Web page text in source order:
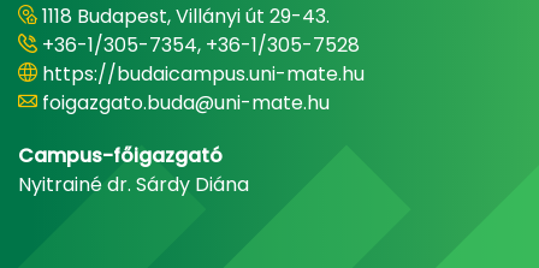
1118 Budapest, Villányi út 29-43.
+36-1/305-7354, +36-1/305-7528
https://budaicampus.uni-mate.hu
foigazgato.buda@uni-mate.hu
Campus-főigazgató
Nyitrainé dr. Sárdy Diána